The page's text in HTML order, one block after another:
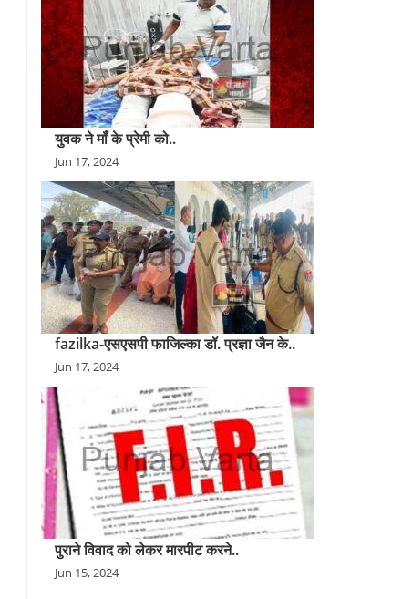
युवक ने मॉंं के प्रेमी को..
Jun 17, 2024
fazilka-एसएसपी फाजिल्का डॉ. प्रज्ञा जैन के..
Jun 17, 2024
पुराने विवाद को लेकर मारपीट करने..
Jun 15, 2024